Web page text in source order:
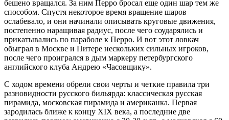
бешено вращался. За ним Перро бросал еще один шар тем же
способом. Спустя некоторое время вращение шаров
ослабевало, и они начинали описывать круговые движения,
постепенно наращивая радиус, после чего соударялись и
прикатывались по параболе к Перро. И вот этот ловкач
обыграл в Москве и Питере нескольких сильных игроков,
после чего проигрался в дым маркеру петербургского
английского клуба Андрею «Часовщику».
С ходом времени обрели свои черты и четкие правила три
разновидности русского бильярда: классическая русская
пирамида, московская пирамида и американка. Первая
зародилась ближе к концу XIX века, а последние две